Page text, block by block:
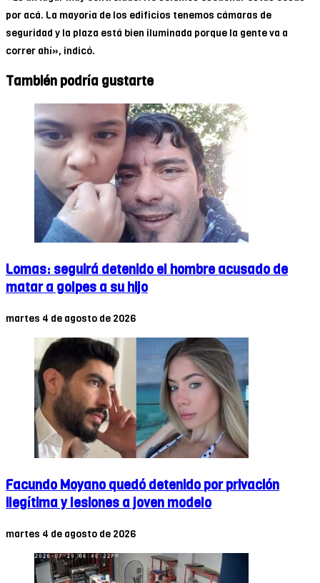
por acá. La mayoría de los edificios tenemos cámaras de
seguridad y la plaza está bien iluminada porque la gente va a
correr ahí», indicó.
También podría gustarte
Lomas: seguirá detenido el hombre acusado de
matar a golpes a su hijo
martes 4 de agosto de 2026
Facundo Moyano quedó detenido por privación
ilegítima y lesiones a joven modelo
martes 4 de agosto de 2026